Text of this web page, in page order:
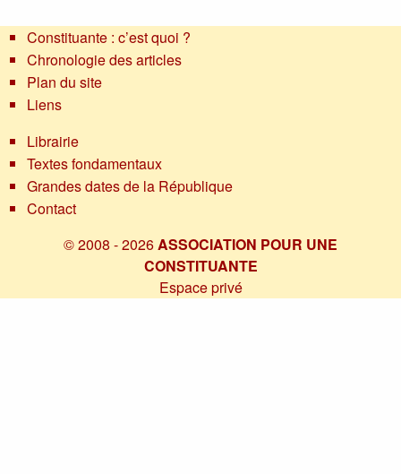
Constituante : c’est quoi ?
Chronologie des articles
Plan du site
Liens
Librairie
Textes fondamentaux
Grandes dates de la République
Contact
© 2008 - 2026 ASSOCIATION POUR UNE
CONSTITUANTE
Espace privé